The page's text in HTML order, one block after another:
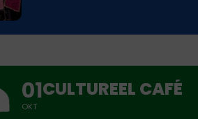
01
OKT
CULTUREEL CAFÉ